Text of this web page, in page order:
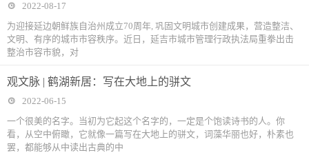
2022-08-17
为迎接延边朝鲜族自治州成立70周年, 巩固文明城市创建成果，营造整洁、
文明、有序的城市市容秩序。近日，延吉市城市管理行政执法局重拳出击
整治市容市貌，对
观文脉 | 鹤湖新居：写在大地上的骈文
2022-06-15
一个很美的名字。当初为它起这个名字的，一定是个饱读诗书的人。你
看，从空中俯瞰，它就像一篇写在大地上的骈文，词藻华丽也好，朴素也
罢，都能够从中读出古典的中